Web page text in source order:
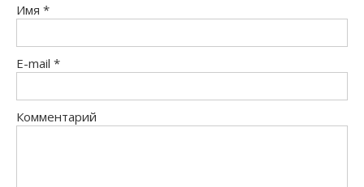
Имя *
E-mail *
Комментарий